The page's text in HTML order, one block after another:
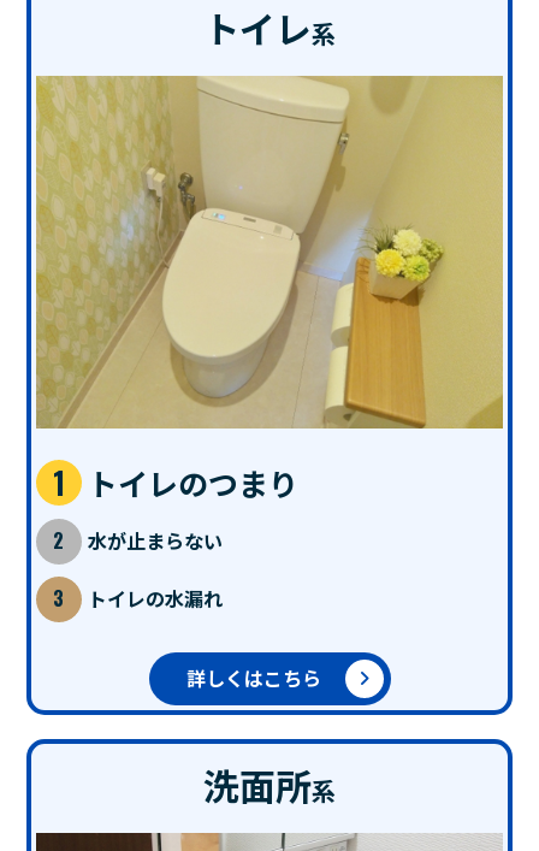
トイレ系
トイレのつまり
水が止まらない
トイレの水漏れ
詳しくはこちら
洗面所系